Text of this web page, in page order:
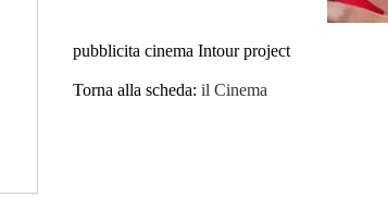
pubblicita cinema Intour project
Torna alla scheda: il Cinema